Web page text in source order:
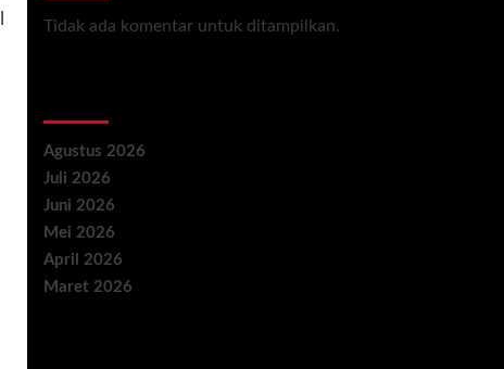
Tidak ada komentar untuk ditampilkan.
Agustus 2026
Juli 2026
Juni 2026
Mei 2026
April 2026
Maret 2026